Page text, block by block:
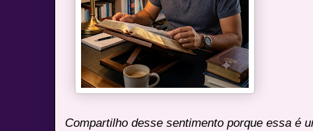
Compartilho desse sentimento porque essa é